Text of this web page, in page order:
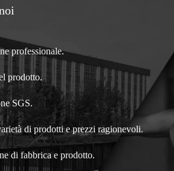
professionale.
prodotto.
SGS.
di prodotti e prezzi ragionevoli.
di fabbrica e prodotto.